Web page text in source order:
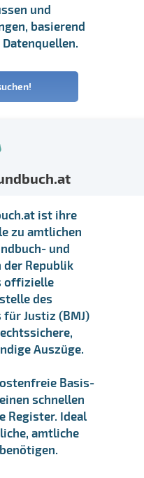
und
basierend
ist ihre
zu amtlichen
und
der Republik
offizielle
des
Justiz (BMJ)
Auszüge.
Basis-
schnellen
Register. Ideal
amtliche